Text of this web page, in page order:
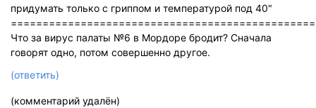
придумать только с гриппом и температурой под 40"
Что за вирус палаты №6 в Мордоре бродит? Сначала
говорят одно, потом совершенно другое.
(ответить)
(комментарий удалён)